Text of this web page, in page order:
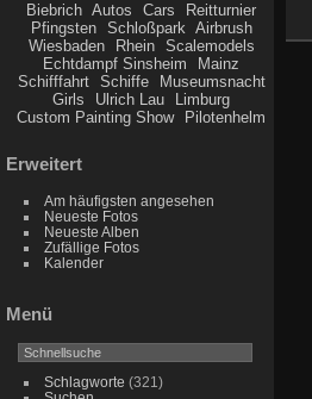
Biebrich Autos Cars
Reitturnier
Pfingsten
Schloßpark Airbrush
Wiesbaden
Rhein
Scalemodels
Echtdampf Sinsheim
Mainz
Schifffahrt
Schiffe
Museumsnacht
Girls
Ulrich Lau
Limburg
Custom Painting Show
Pilotenhelm
Erweitert
Am häufigsten angesehen
Neueste Fotos
Neueste Alben
Zufällige Fotos
Kalender
Menü
Schlagworte (321)